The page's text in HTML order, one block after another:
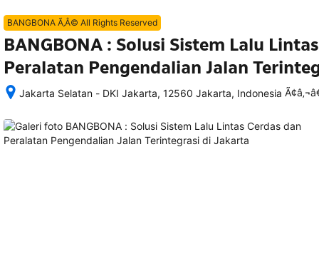
BANGBONA Ã‚Â© All Rights Reserved
BANGBONA : Solusi Sistem Lalu
Peralatan Pengendalian Jalan
Jakarta Selatan - DKI Jakarta, 12560 Jakarta, Indonesia
memesan,
semua